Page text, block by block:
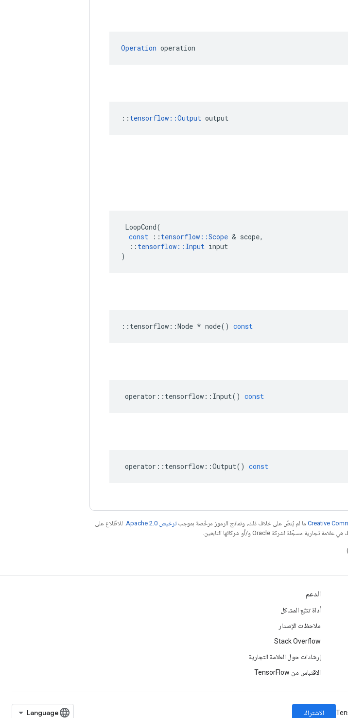
Operation operation
:: tensorflow::Output output
LoopCond(
const
:: tensorflow ::Scope & scope,
:: tensorflow :: Input input
)
:: tensorflow ::Node * node() const
operator :: tensorflow :: Input() const
operator :: tensorflow ::Output() const
ما لم يُنصّ على خلاف ذلك، ونماذج الرموز مرخّصة بموجبترخيص Apache 2.0‏
. للاطّلاع على
الدعم
أداة تتبّع المشاكل
ملاحظات الإصدار
Stack Overflow
إرشادات حول العلامة التجارية
الاقتباس من TensorFlow
الاشتراك